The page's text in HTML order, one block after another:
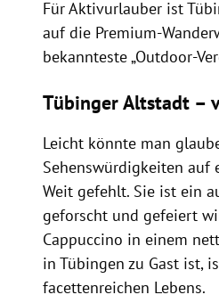
Für Aktivurlauber ist
auf die Premium-
bekannteste „Outdoor-
Tübinger Altstadt –
Leicht könnte man
Sehenswürdigkeiten auf
Weit gefehlt. Sie ist ein
geforscht und gefeiert
Cappuccino in einem
in Tübingen zu Gast ist,
facettenreichen Lebens.